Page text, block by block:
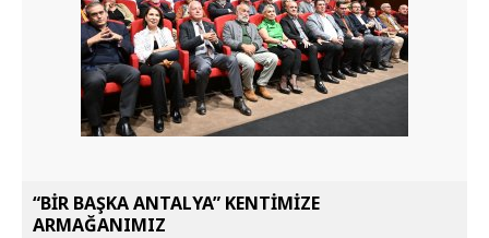
“BİR BAŞKA ANTALYA” KENTİMİZE
ARMAĞANIMIZ